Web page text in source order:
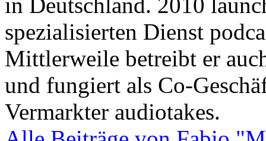
spezialisierten Dienst
Mittlerweile betreibt er
und fungiert als Co-
Vermarkter audiotakes.